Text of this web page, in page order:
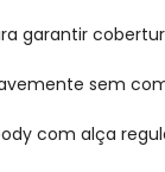
garantir
sem
com alça